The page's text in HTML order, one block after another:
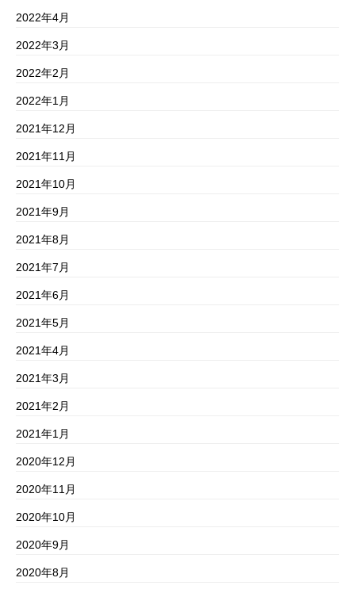
2022年4月
2022年3月
2022年2月
2022年1月
2021年12月
2021年11月
2021年10月
2021年9月
2021年8月
2021年7月
2021年6月
2021年5月
2021年4月
2021年3月
2021年2月
2021年1月
2020年12月
2020年11月
2020年10月
2020年9月
2020年8月